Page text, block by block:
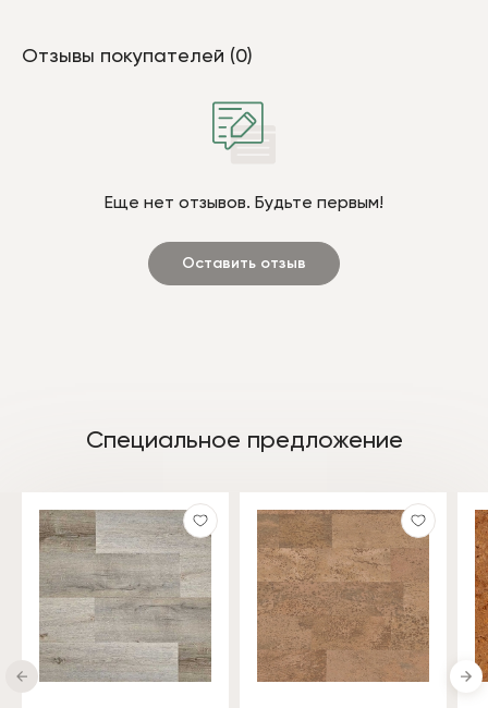
Отзывы покупателей (0)
Еще нет отзывов. Будьте первым!
Оставить отзыв
Специальное предложение